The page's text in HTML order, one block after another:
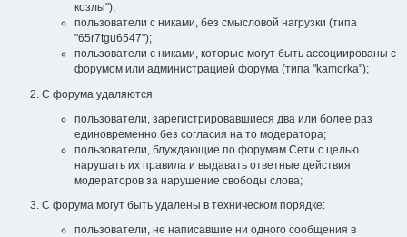
козлы");
пользователи с никами, без смысловой нагрузки (типа
"65r7tgu6547");
пользователи с никами, которые могут быть ассоциированы с
форумом или администрацией форума (типа "kamorka");
С форума удаляются:
пользователи, зарегистрировавшиеся два или более раз
единовременно без согласия на то модератора;
пользователи, блуждающие по форумам Сети с целью
нарушать их правила и выдавать ответные действия
модераторов за нарушение свободы слова;
С форума могут быть удалены в техническом порядке:
пользователи, не написавшие ни одного сообщения в